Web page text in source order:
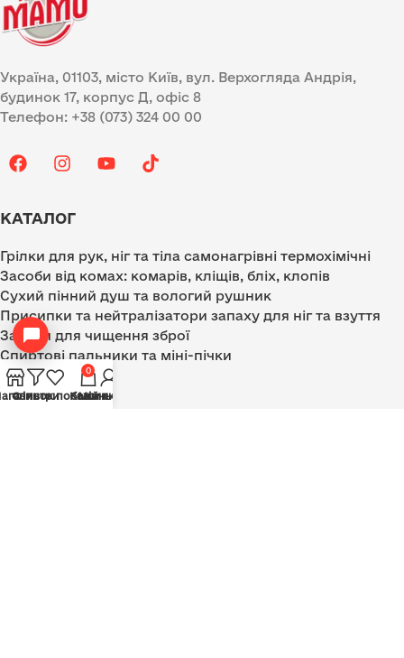
Україна, 01103, місто Київ, вул. Верхогляда Андрія,
будинок 17, корпус Д, офіс 8
Телефон: +38 (073) 324 00 00
КАТАЛОГ
Грілки для рук, ніг та тіла самонагрівні термохімічні
Засоби від комах: комарів, кліщів, бліх, клопів
Сухий пінний душ та вологий рушник
Присипки та нейтралізатори запаху для ніг та взуття
Засоби для чищення зброї
Спиртові пальники та міні-пічки
ІНФОРМАЦІЯ
Фільтри
Список побажань
0
Кошик
Мій акаунт